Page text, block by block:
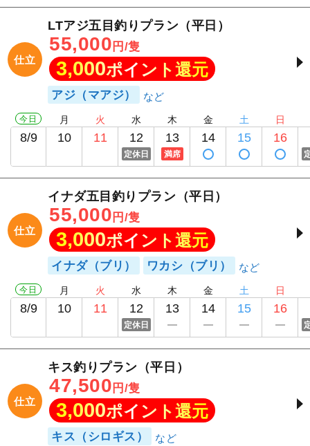
仕立
LTアジ五目釣りプラン（平日）
55,000 円/隻
3,000ポイント還元
アジ（マアジ）
今日
8/9
月
10
火
11
水
12
定休日
木
13
満席
金
14
土
15
日
16
仕立
イナダ五目釣りプラン（平日）
55,000 円/隻
3,000ポイント還元
イナダ（ブリ） ワカシ（ブリ）
今日
8/9
月
10
火
11
水
12
定休日
木
13
金
14
土
15
日
16
仕立
キス釣りプラン（平日）
47,500 円/隻
3,000ポイント還元
キス（シロギス）